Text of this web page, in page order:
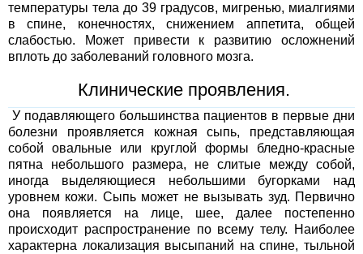
температуры тела до 39 градусов, мигренью, миалгиями
в спине, конечностях, снижением аппетита, общей
слабостью. Может привести к развитию осложнений
вплоть до заболеваний головного мозга.
Клинические проявления.
У подавляющего большинства пациентов в первые дни
болезни проявляется кожная сыпь, представляющая
собой овальные или круглой формы бледно-красные
пятна небольшого размера, не слитые между собой,
иногда выделяющиеся небольшими бугорками над
уровнем кожи. Сыпь может не вызывать зуд. Первично
она появляется на лице, шее, далее постепенно
происходит распространение по всему телу. Наиболее
характерна локализация высыпаний на спине, тыльной